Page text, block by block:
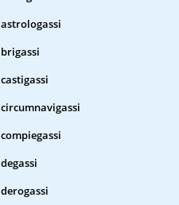
astrologassi
brigassi
castigassi
circumnavigassi
compiegassi
degassi
derogassi